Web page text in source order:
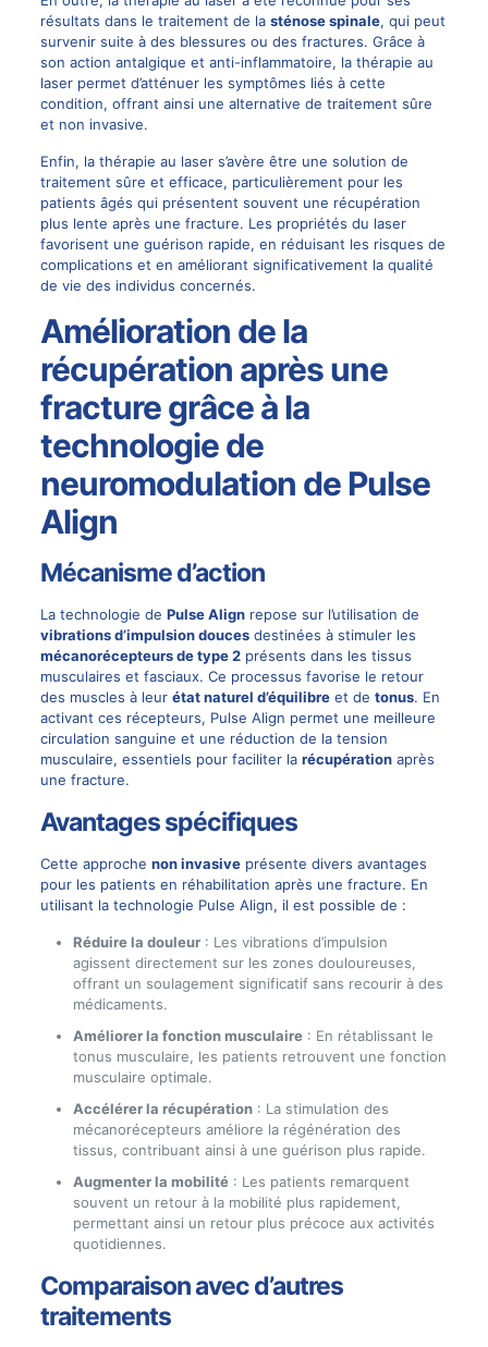
résultats dans le traitement de la sténose spinale, qui peut
survenir suite à des blessures ou des fractures. Grâce à
son action antalgique et anti-inflammatoire, la thérapie au
laser permet d’atténuer les symptômes liés à cette
condition, offrant ainsi une alternative de traitement sûre
et non invasive.
Enfin, la thérapie au laser s’avère être une solution de
traitement sûre et efficace, particulièrement pour les
patients âgés qui présentent souvent une récupération
plus lente après une fracture. Les propriétés du laser
favorisent une guérison rapide, en réduisant les risques de
complications et en améliorant significativement la qualité
de vie des individus concernés.
Amélioration de la
récupération après une
fracture grâce à la
technologie de
neuromodulation de Pulse
Align
Mécanisme d’action
La technologie de Pulse Alignrepose sur l’utilisation de
vibrations d’impulsion doucesdestinées à stimuler les
mécanorécepteurs de type 2présents dans les tissus
musculaires et fasciaux. Ce processus favorise le retour
des muscles à leur état naturel d’équilibreet de tonus. En
activant ces récepteurs, Pulse Align permet une meilleure
circulation sanguine et une réduction de la tension
musculaire, essentiels pour faciliter la récupérationaprès
une fracture.
Avantages spécifiques
Cette approche non invasiveprésente divers avantages
pour les patients en réhabilitation après une fracture. En
utilisant la technologie Pulse Align, il est possible de :
Réduire la douleur: Les vibrations d’impulsion
agissent directement sur les zones douloureuses,
offrant un soulagement significatif sans recourir à des
médicaments.
Améliorer la fonction musculaire: En rétablissant le
tonus musculaire, les patients retrouvent une fonction
musculaire optimale.
Accélérer la récupération: La stimulation des
mécanorécepteurs améliore la régénération des
tissus, contribuant ainsi à une guérison plus rapide.
Augmenter la mobilité: Les patients remarquent
souvent un retour à la mobilité plus rapidement,
permettant ainsi un retour plus précoce aux activités
quotidiennes.
Comparaison avec d’autres
traitements